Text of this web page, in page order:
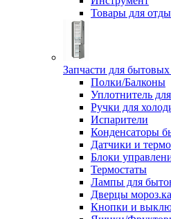
Товары для
Запчасти для
Полки/Балконы
Уплотнитель
Ручки для
Испарители
Конденсаторы
Датчики и
Блоки
Термостаты
Лампы для
Дверцы
Кнопки и